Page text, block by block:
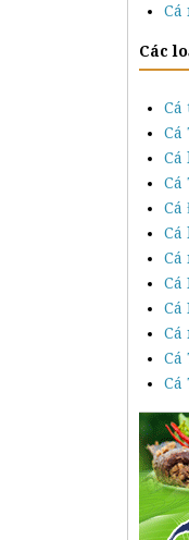
Cá
Các
Cá
Cá
Cá
Cá
Cá
Cá
Cá
Cá
Cá
Cá
Cá
Cá